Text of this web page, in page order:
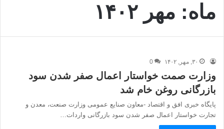
ماه: مهر ۱۴۰۲
۳۰, مهر, ۱۴۰۲ 0
وزارت صمت خواستار اعمال صفر شدن سود
بازرگانی روغن خام شد
پایگاه خبری افق و اقتصاد -معاون صنایع عمومی وزارت صنعت، معدن و
تجارت خواستار اعمال صفر شدن سود بازرگانی واردات…